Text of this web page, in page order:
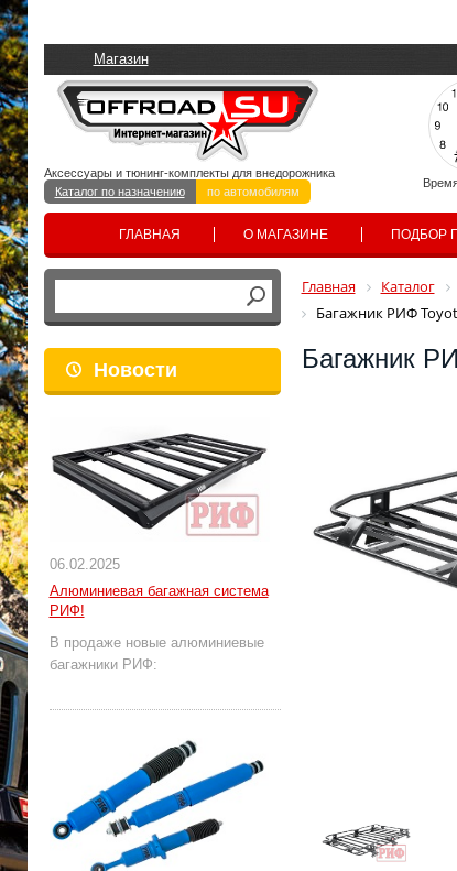
Магазин
Аксессуары и тюнинг-комплекты для внедорожника
Каталог по назначению
по автомобилям
ГЛАВНАЯ О МАГАЗИНЕ ПОДБОР
Новости
06.02.2025
Алюминиевая багажная система
РИФ!
В продаже новые алюминиевые
багажники РИФ:
Главная Каталог
Багажник РИФ
Багажник